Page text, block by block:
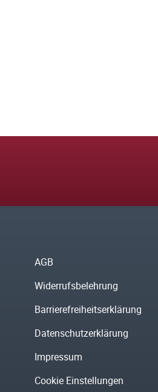
AGB
Widerrufsbelehrung
Barrierefreiheitserklärung
Datenschutzerklärung
Impressum
Cookie Einstellungen